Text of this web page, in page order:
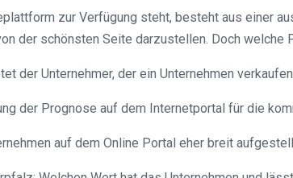
zur Verfügung steht, besteht aus einer
der schönsten Seite darzustellen. Doch
der Unternehmer, der ein Unternehmen
der Prognose auf dem Internetportal für die
auf dem Online Portal eher breit